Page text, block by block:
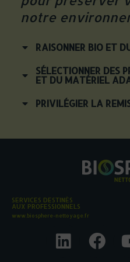
notre
RAISONNER BIO ET
SÉLECTIONNER DES
ET DU MATÉRIEL
PRIVILÉGIER LA
SERVICES DESTINÉS
AUX PROFESSIONNELS
www.biosphere-nettoyage.fr